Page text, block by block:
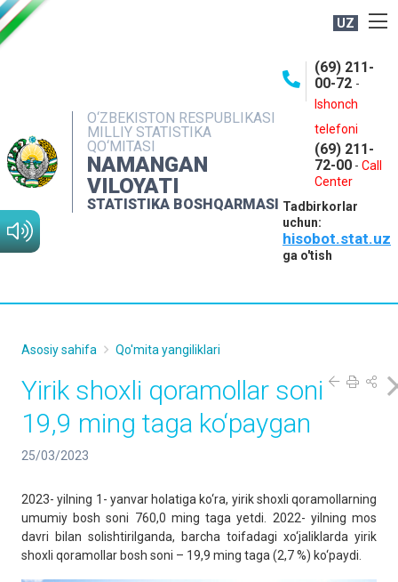
UZ
O‘ZBEKISTON RESPUBLIKASI
MILLIY STATISTIKA
QO‘MITASI
NAMANGAN
VILOYATI
STATISTIKA BOSHQARMASI
(69) 211-
00-72 -
Ishonch
telefoni
(69) 211-
72-00 - Call
Center
Tadbirkorlar
uchun:
hisobot.stat.uz
ga o'tish
NASHRLAR
INTERAKTIV XIZMATLAR
MATBUOT XIZMATI
MUROJAATLAR
Asosiy sahifa Qo'mita yangiliklari
Yirik shoxli qoramollar soni
19,9 ming taga ko‘paygan
25/03/2023
2023- yilning 1- yanvar holatiga ko‘ra, yirik shoxli qoramollarning
umumiy bosh soni 760,0 ming taga yetdi. 2022- yilning mos
davri bilan solishtirilganda, barcha toifadagi xo‘jaliklarda yirik
shoxli qoramollar bosh soni – 19,9 ming taga (2,7 %) ko‘paydi.